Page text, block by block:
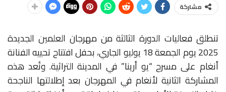
مشاركة
تنطلق فعاليات الدورة الثالثة من مهرجان العلمين الجديدة
2025 يوم الجمعة 18 يوليو الجاري، بحفل افتتاح تحييه الفنانة
أنغام على مسرح “يو أرينا” في المدينة التراثية. وتُعد هذه
المشاركة الثانية لأنغام في المهرجان بعد إطلالتها الناجحة